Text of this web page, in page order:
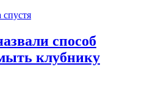
спустя
способ
клубнику